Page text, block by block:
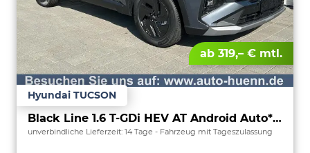
ab 319,– € mtl.
Hyundai TUCSON
Black Line 1.6 T-GDi HEV AT Android Auto*Navi*SHZ*Kamera*2Z Klimaauto*
unverbindliche Lieferzeit: 14 Tage Fahrzeug mit Tageszulassung